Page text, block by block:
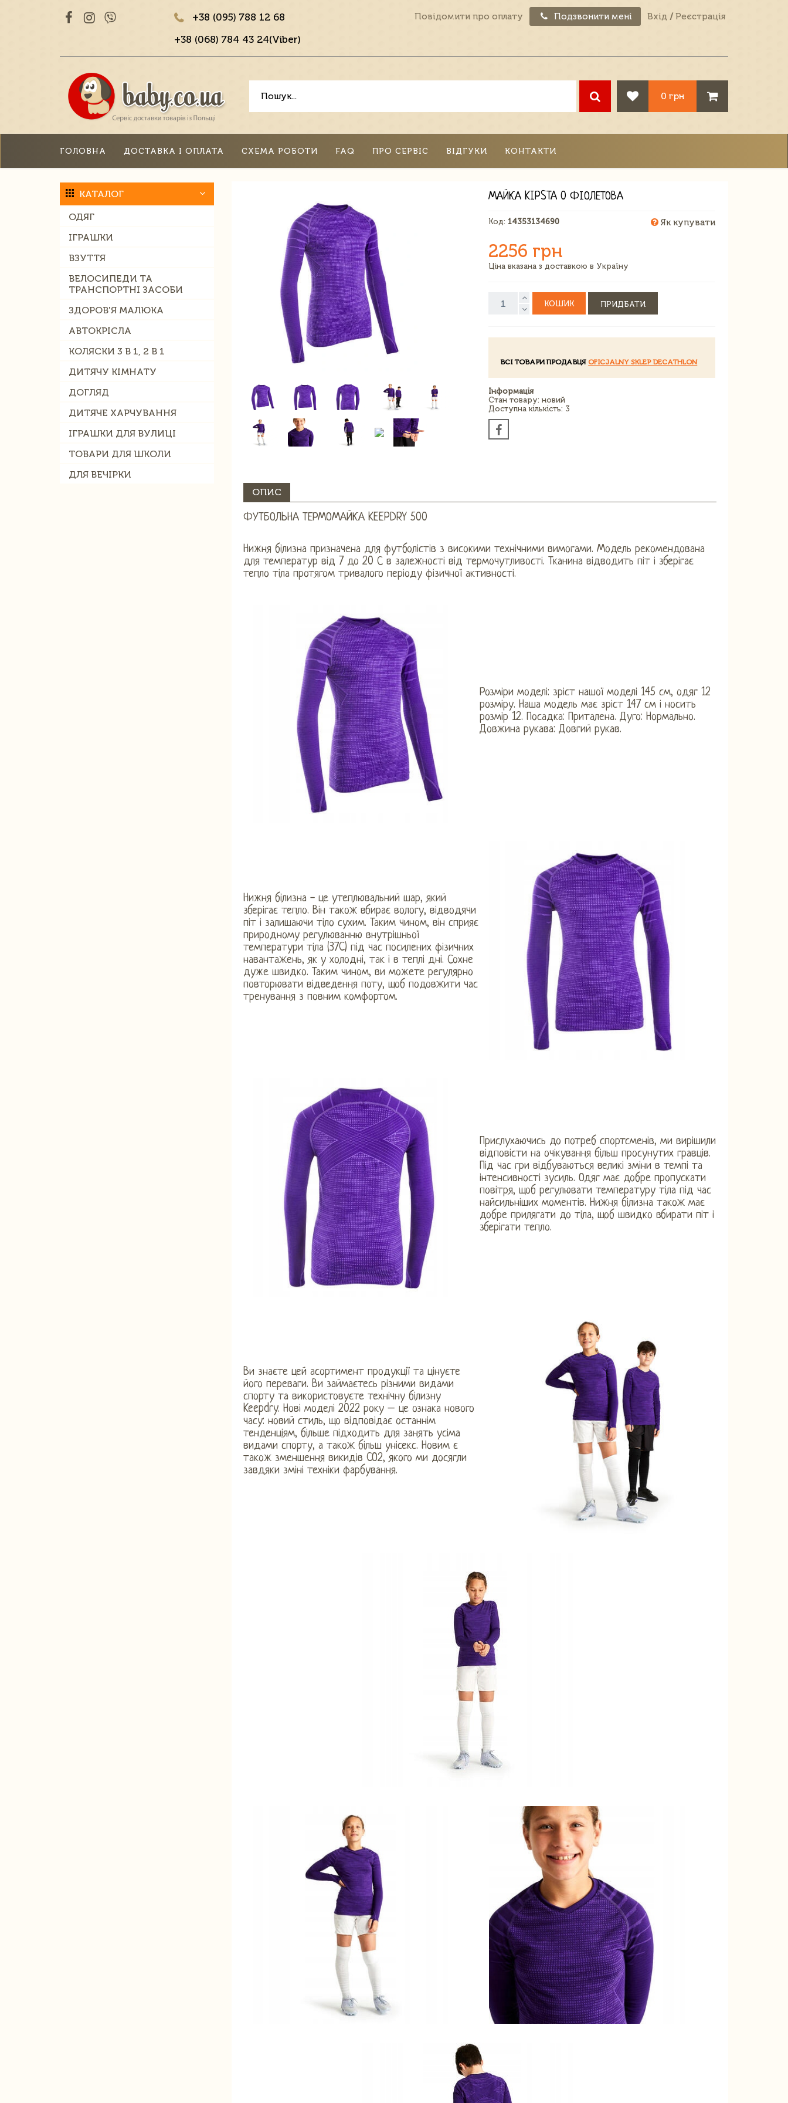
+38 (095) 788 12 68
+38 (068) 784 43 24(Viber)
Повідомити про оплату Подзвонити мені Вхід / Реєстрація
0 грн
ГОЛОВНА ДОСТАВКА І ОПЛАТА СХЕМА РОБОТИ FAQ ПРО СЕРВІС ВІДГУКИ КОНТАКТИ
КАТАЛОГ
ОДЯГ
ІГРАШКИ
ВЗУТТЯ
ВЕЛОСИПЕДИ ТА
ТРАНСПОРТНІ ЗАСОБИ
ЗДОРОВ'Я МАЛЮКА
АВТОКРІСЛА
КОЛЯСКИ 3 В 1, 2 В 1
ДИТЯЧУ КІМНАТУ
ДОГЛЯД
ДИТЯЧЕ ХАРЧУВАННЯ
ІГРАШКИ ДЛЯ ВУЛИЦІ
ТОВАРИ ДЛЯ ШКОЛИ
ДЛЯ ВЕЧІРКИ
МАЙКА KIPSTA 0 ФІОЛЕТОВА
Код: 14353134690 Як купувати
2256 грн
Ціна вказана з доставкою в Україну
КОШИК ПРИДБАТИ
ВСІ ТОВАРИ ПРОДАВЦЯOFICJALNY SKLEP DECATHLON
Інформація
Стан товару: новий
Доступна кількість: 3
ОПИС
ФУТБОЛЬНА ТЕРМОМАЙКА KEEPDRY 500
Нижня білизна призначена для футболістів з високими технічними вимогами. Модель рекомендована
для температур від 7 до 20 С в залежності від термочутливості. Тканина відводить піт і зберігає
тепло тіла протягом тривалого періоду фізичної активності.
Розміри моделі: зріст нашої моделі 145 см, одяг 12
розміру. Наша модель має зріст 147 см і носить
розмір 12. Посадка: Приталена. Дуго: Нормально.
Довжина рукава: Довгий рукав.
Нижня білизна - це утеплювальний шар, який
зберігає тепло. Він також вбирає вологу, відводячи
піт і залишаючи тіло сухим. Таким чином, він сприяє
природному регулюванню внутрішньої
температури тіла (37C) під час посилених фізичних
навантажень, як у холодні, так і в теплі дні. Сохне
дуже швидко. Таким чином, ви можете регулярно
повторювати відведення поту, щоб подовжити час
тренування з повним комфортом.
Прислухаючись до потреб спортсменів, ми вирішили
відповісти на очікування більш просунутих гравців.
Під час гри відбуваються великі зміни в темпі та
інтенсивності зусиль. Одяг має добре пропускати
повітря, щоб регулювати температуру тіла під час
найсильніших моментів. Нижня білизна також має
добре прилягати до тіла, щоб швидко вбирати піт і
зберігати тепло.
Ви знаєте цей асортимент продукції та цінуєте
його переваги. Ви займаєтесь різними видами
спорту та використовуєте технічну білизну
Keepdry. Нові моделі 2022 року – це ознака нового
часу: новий стиль, що відповідає останнім
тенденціям, більше підходить для занять усіма
видами спорту, а також більш унісекс. Новим є
також зменшення викидів CO2, якого ми досягли
завдяки зміні техніки фарбування.